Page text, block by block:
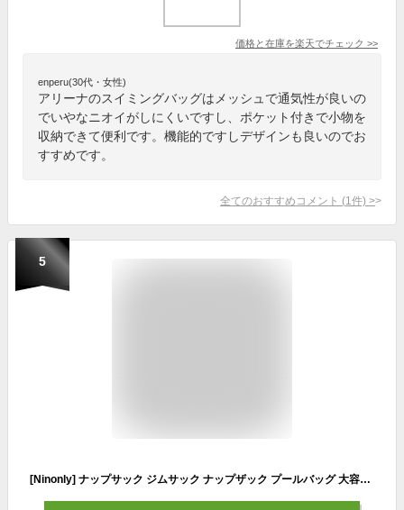
価格と在庫を楽天でチェック >>
enperu(30代・女性)
アリーナのスイミングバッグはメッシュで通気性が良いの
でいやなニオイがしにくいですし、ポケット付きで小物を
収納できて便利です。機能的ですしデザインも良いのでお
すすめです。
全てのおすすめコメント (1 件) >
5
[Ninonly] ナップサック ジムサック ナップザック プールバッグ 大容量 防水 軽量 折り畳み 乾湿分離 多機能 シューズ収納 防水 軽量 水泳 部活 運動 旅行 アウトドア （ブラック）